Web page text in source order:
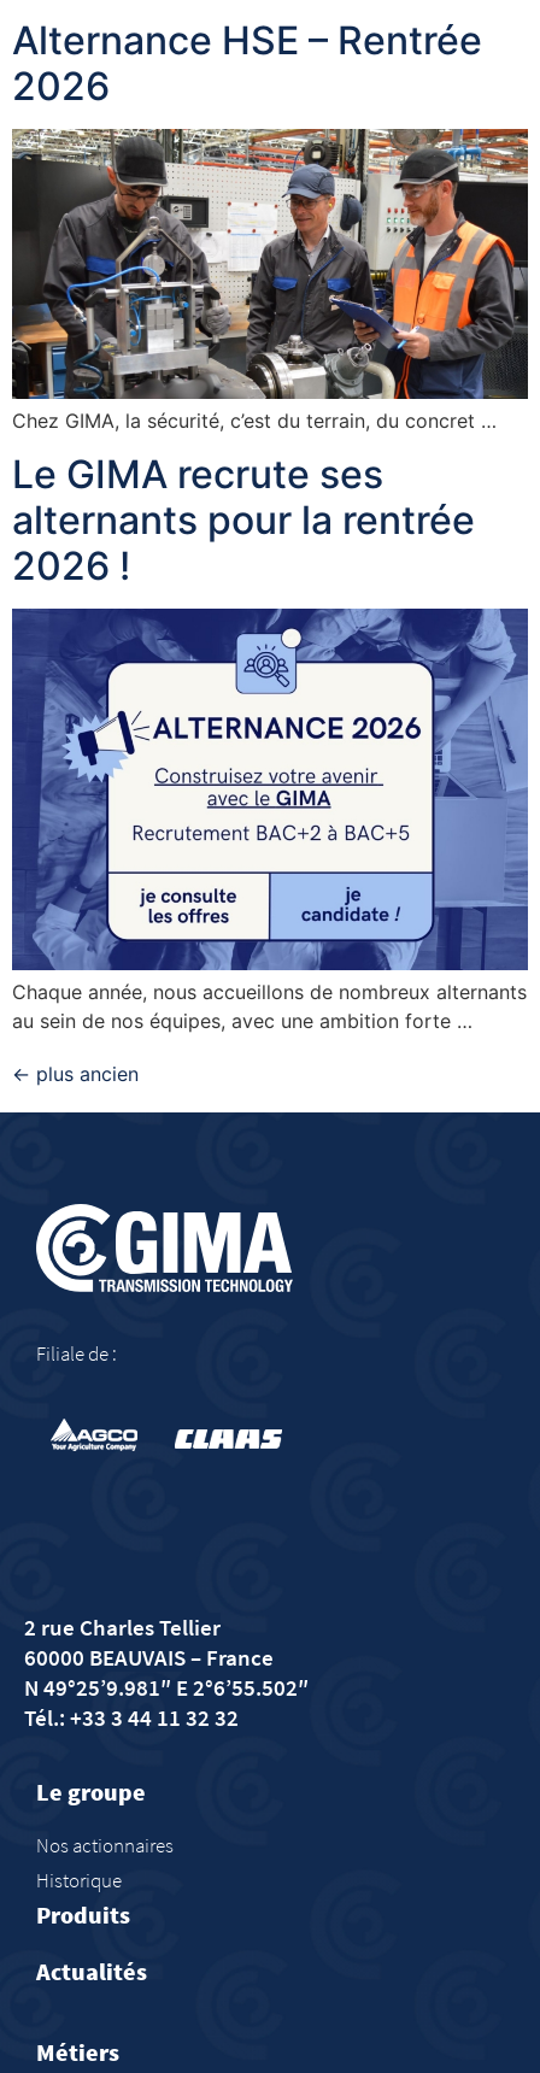
Alternance HSE – Rentrée
2026
Chez GIMA, la sécurité, c’est du terrain, du concret …
Le GIMA recrute ses
alternants pour la rentrée
2026 !
Chaque année, nous accueillons de nombreux alternants
au sein de nos équipes, avec une ambition forte …
← plus ancien
Filiale de :
2 rue Charles Tellier
60000 BEAUVAIS– France
N 49°25’9.981″ E 2°6’55.502″
Tél.: +33 3 44 11 32 32
Le groupe
Nos actionnaires
Historique
Produits
Actualités
Métiers